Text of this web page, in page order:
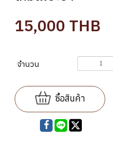
15,000 THB
จำนวน
ซื้อสินค้า